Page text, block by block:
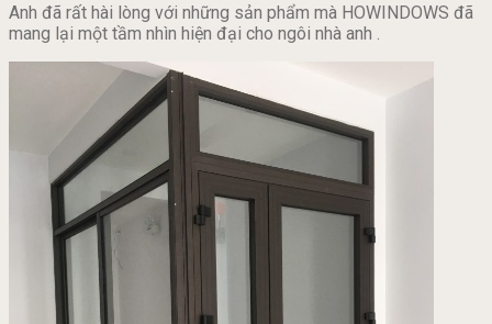
Anh đã rất hài lòng với những sản phẩm mà HOWINDOWS đã
mang lại một tầm nhìn hiện đại cho ngôi nhà anh .